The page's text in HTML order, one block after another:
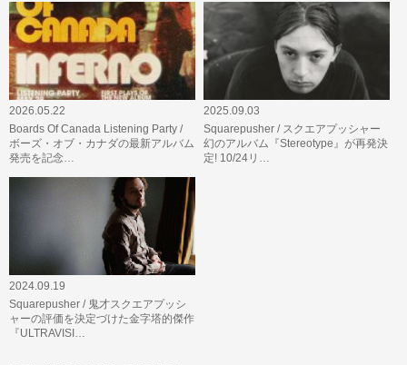
2026.05.22
Boards Of Canada Listening Party /
ボーズ・オブ・カナダの最新アルバム
発売を記念…
2025.09.03
Squarepusher / スクエアプッシャー
幻のアルバム『Stereotype』が再発決
定! 10/24リ…
2024.09.19
Squarepusher / 鬼才スクエアプッシ
ャーの評価を決定づけた金字塔的傑作
『ULTRAVISI…